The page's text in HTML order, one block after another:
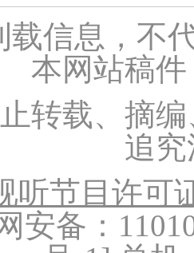
载信息，不
本网站稿
转载、摘
追
听节目许可
安备：